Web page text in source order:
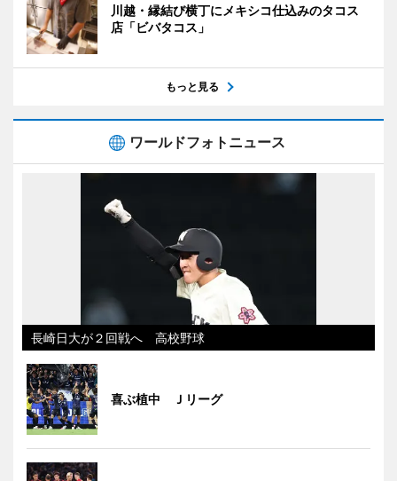
川越・縁結び横丁にメキシコ仕込みのタコス
店「ビバタコス」
もっと見る
ワールドフォトニュース
長崎日大が２回戦へ 高校野球
喜ぶ植中 Ｊリーグ